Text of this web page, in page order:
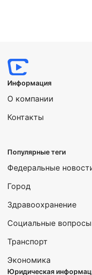
Информация
О компании
Контакты
Популярные теги
Федеральные
Город
Здравоохранение
Социальные вопросы
Транспорт
Экономика
Юридическая